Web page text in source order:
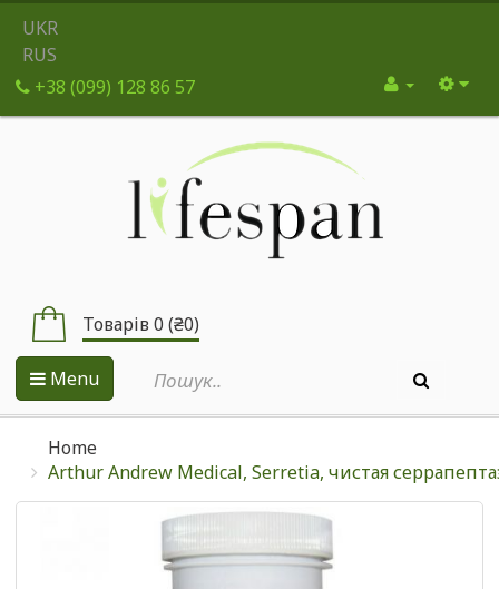
UKR
RUS
+38 (099) 128 86 57
Товарів 0 (₴0)
Menu
Home
Arthur Andrew Medical, Serretia, чистая